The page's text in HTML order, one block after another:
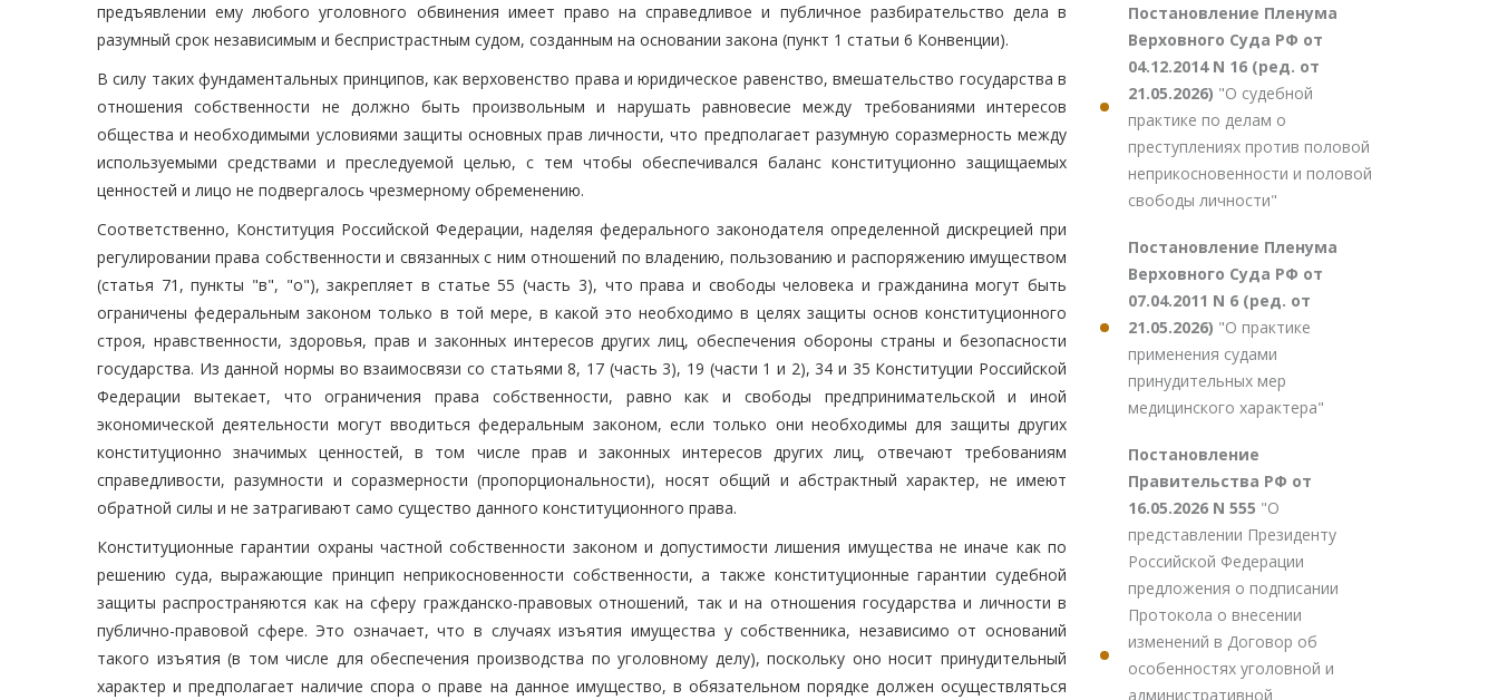
предъявлении ему любого уголовного обвинения имеет право на справедливое и публичное разбирательство дела в
разумный срок независимым и беспристрастным судом, созданным на основании закона (пункт 1 статьи 6 Конвенции).
В силу таких фундаментальных принципов, как верховенство права и юридическое равенство, вмешательство государства в
отношения собственности не должно быть произвольным и нарушать равновесие между требованиями интересов
общества и необходимыми условиями защиты основных прав личности, что предполагает разумную соразмерность между
используемыми средствами и преследуемой целью, с тем чтобы обеспечивался баланс конституционно защищаемых
ценностей и лицо не подвергалось чрезмерному обременению.
Соответственно, Конституция Российской Федерации, наделяя федерального законодателя определенной дискрецией при
регулировании права собственности и связанных с ним отношений по владению, пользованию и распоряжению имуществом
(статья 71, пункты "в", "о"), закрепляет в статье 55 (часть 3), что права и свободы человека и гражданина могут быть
ограничены федеральным законом только в той мере, в какой это необходимо в целях защиты основ конституционного
строя, нравственности, здоровья, прав и законных интересов других лиц, обеспечения обороны страны и безопасности
государства. Из данной нормы во взаимосвязи со статьями 8, 17 (часть 3), 19 (части 1 и 2), 34 и 35 Конституции Российской
Федерации вытекает, что ограничения права собственности, равно как и свободы предпринимательской и иной
экономической деятельности могут вводиться федеральным законом, если только они необходимы для защиты других
конституционно значимых ценностей, в том числе прав и законных интересов других лиц, отвечают требованиям
справедливости, разумности и соразмерности (пропорциональности), носят общий и абстрактный характер, не имеют
обратной силы и не затрагивают само существо данного конституционного права.
Конституционные гарантии охраны частной собственности законом и допустимости лишения имущества не иначе как по
решению суда, выражающие принцип неприкосновенности собственности, а также конституционные гарантии судебной
защиты распространяются как на сферу гражданско-правовых отношений, так и на отношения государства и личности в
публично-правовой сфере. Это означает, что в случаях изъятия имущества у собственника, независимо от оснований
такого изъятия (в том числе для обеспечения производства по уголовному делу), поскольку оно носит принудительный
характер и предполагает наличие спора о праве на данное имущество, в обязательном порядке должен осуществляться
Постановление Пленума
Верховного Суда РФ от
04.12.2014 N 16 (ред. от
21.05.2026) "О судебной
практике по делам о
преступлениях против половой
неприкосновенности и половой
свободы личности"
Постановление Пленума
Верховного Суда РФ от
07.04.2011 N 6 (ред. от
21.05.2026) "О практике
применения судами
принудительных мер
медицинского характера"
Постановление
Правительства РФ от
16.05.2026 N 555 "О
представлении Президенту
Российской Федерации
предложения о подписании
Протокола о внесении
изменений в Договор об
особенностях уголовной и
административной